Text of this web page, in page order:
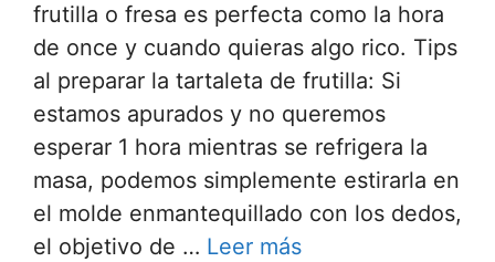
frutilla o fresa es perfecta como la hora
de once y cuando quieras algo rico. Tips
al preparar la tartaleta de frutilla: Si
estamos apurados y no queremos
esperar 1 hora mientras se refrigera la
masa, podemos simplemente estirarla en
el molde enmantequillado con los dedos,
el objetivo de … Leer más